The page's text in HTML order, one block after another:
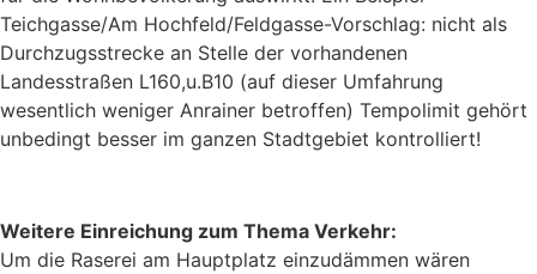
Teichgasse/Am Hochfeld/Feldgasse-Vorschlag: nicht als
Durchzugsstrecke an Stelle der vorhandenen
Landesstraßen L160,u.B10 (auf dieser Umfahrung
wesentlich weniger Anrainer betroffen) Tempolimit gehört
unbedingt besser im ganzen Stadtgebiet kontrolliert!
Weitere Einreichung zum Thema Verkehr:
Um die Raserei am Hauptplatz einzudämmen wären